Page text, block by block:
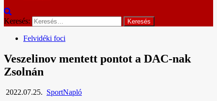
Keresés:
Felvidéki foci
Veszelinov mentett pontot a DAC-nak
Zsolnán
2022.07.25. SportNapló